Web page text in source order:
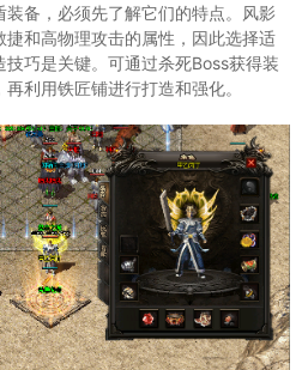
备，必须先了解它们的特点。风影
捷和高物理攻击的属性，因此选择适
巧是关键。可通过杀死Boss获得装
利用铁匠铺进行打造和强化。